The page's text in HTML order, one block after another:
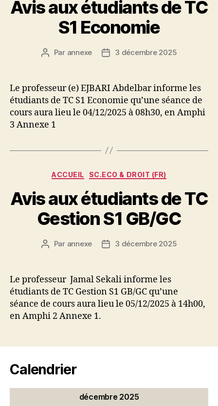
Avis aux étudiants de TC
S1 Economie
Auteur
Par annexe
Date3 décembre 2025
Le professeur (e) EJBARI Abdelbar informe les
étudiants de TC S1 Economie qu’une séance de
cours aura lieu le 04/12/2025 à 08h30, en Amphi
3 Annexe 1
Catégories
ACCUEIL SC.ECO & DROIT (FR)
Avis aux étudiants de TC
Gestion S1 GB/GC
Auteur
Par annexe
Date3 décembre 2025
Le professeur Jamal Sekali informe les
étudiants de TC Gestion S1 GB/GC qu’une
séance de cours aura lieu le 05/12/2025 à 14h00,
en Amphi 2 Annexe 1.
Calendrier
décembre 2025